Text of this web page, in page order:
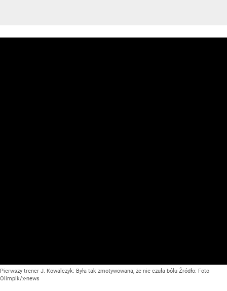
Pierwszy trener J. Kowalczyk: Była tak zmotywowana, że nie czuła bólu Źródło: Foto
Olimpik/x-news